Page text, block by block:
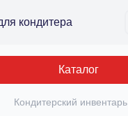
Каталог
Кондитерский инвентарь